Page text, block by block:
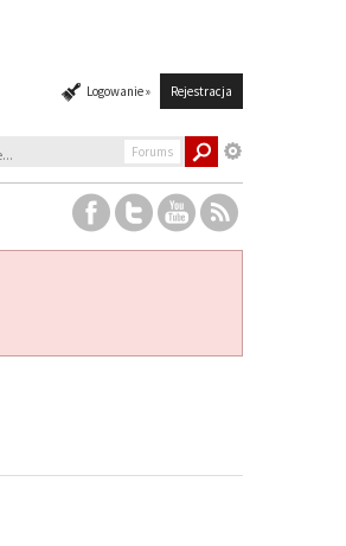
Logowanie » Rejestracja
Forums